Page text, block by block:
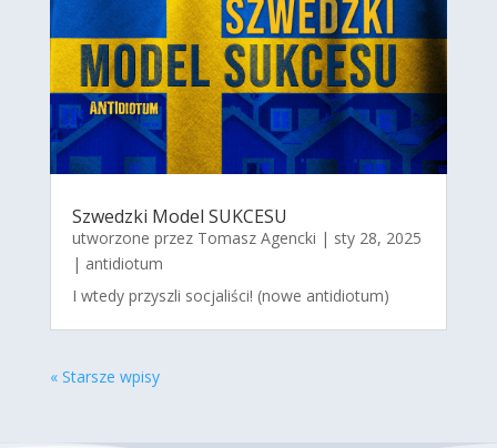
Szwedzki Model SUKCESU
utworzone przez Tomasz Agencki | sty 28, 2025
| antidiotum
I wtedy przyszli socjaliści! (nowe antidiotum)
« Starsze wpisy